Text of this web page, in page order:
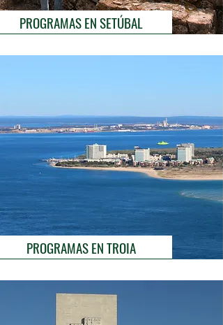
PROGRAMAS EN SETÚBAL
PROGRAMAS EN TROIA